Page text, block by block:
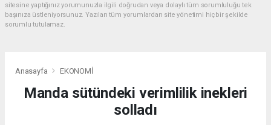
sitesine yaptığınız yorumunuzla ilgili doğrudan veya dolaylı tüm sorumluluğu tek
başınıza üstleniyorsunuz. Yazılan tüm yorumlardan site yönetimi hiçbir şekilde
sorumlu tutulamaz.
Anasayfa EKONOMİ
Manda sütündeki verimlilik inekleri
solladı